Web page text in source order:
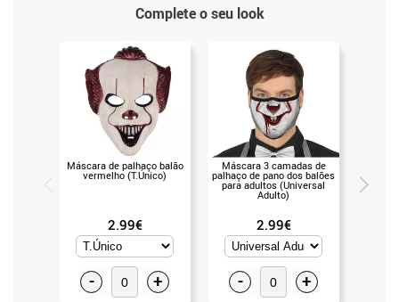
Complete o seu look
Máscara de palhaço balão
vermelho (T.Único)
2.99€
- +
Máscara 3 camadas de
palhaço de pano dos balões
para adultos (Universal
Adulto)
2.99€
- +